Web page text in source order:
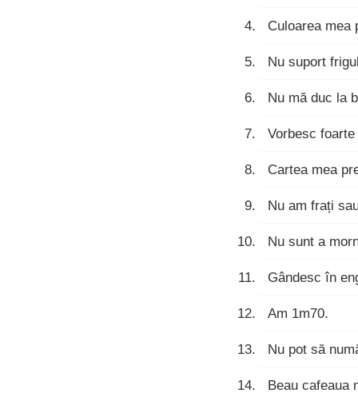
Culoarea mea
Nu suport
Nu mă duc la
Vorbesc
Cartea mea
Nu am frați
Nu sunt a
Gândesc în
Am 1m70.
Nu pot să
Beau cafeaua